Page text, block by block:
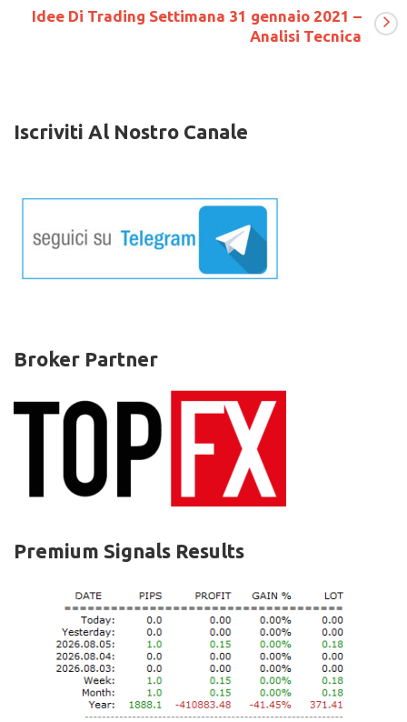
2021
–
Analisi
Idee Di Trading Settimana 31 gennaio 2021 –
Analisi Tecnica
Iscriviti Al Nostro Canale
Broker Partner
Premium Signals Results